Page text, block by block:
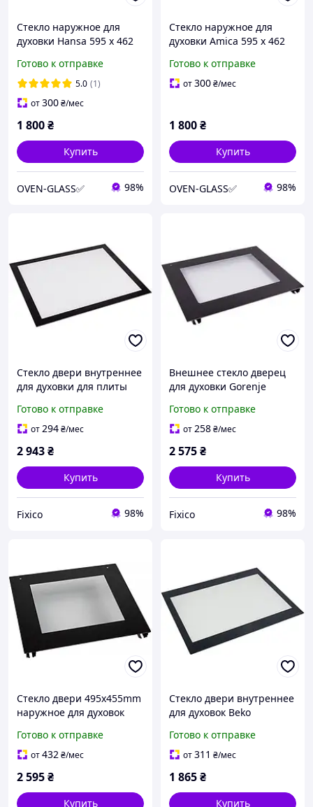
Стекло наружное для
духовки Hansa 595 x 462
Готово к отправке
5.0 (1)
от300₴/мес
1 800₴
Купить
OVEN-GLASS✅ 98%
Стекло наружное для
духовки Amica 595 x 462
Готово к отправке
от300₴/мес
1 800₴
Купить
OVEN-GLASS✅ 98%
Стекло двери внутреннее
для духовки для плиты
3429341013
Готово к отправке
от294₴/мес
2 943₴
Купить
Fixico 98%
Внешнее стекло дверец
для духовки Gorenje
Готово к отправке
от258₴/мес
2 575₴
Купить
Fixico 98%
Стекло двери 495x455mm
наружное для духовок
Готово к отправке
от432₴/мес
2 595₴
Купить
Стекло двери внутреннее
для духовок Beko
Готово к отправке
от311 ₴/мес
1 865₴
Купить